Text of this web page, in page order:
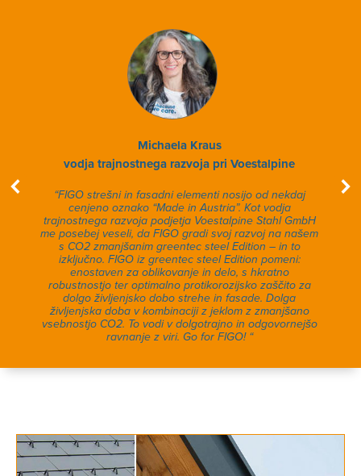
Michaela Kraus
vodja trajnostnega razvoja pri Voestalpine
“FIGO strešni in fasadni elementi nosijo od nekdaj
cenjeno oznako “Made in Austria”. Kot vodja
trajnostnega razvoja podjetja Voestalpine Stahl GmbH
me posebej veseli, da FIGO gradi svoj razvoj na našem
s CO2 zmanjšanim greentec steel Edition – in to
izključno. FIGO iz greentec steel Edition pomeni:
enostaven za oblikovanje in delo, s hkratno
robustnostjo ter optimalno protikorozijsko zaščito za
dolgo življenjsko dobo strehe in fasade. Dolga
življenjska doba v kombinaciji z jeklom z zmanjšano
vsebnostjo CO2. To vodi v dolgotrajno in odgovornejšo
ravnanje z viri. Go for FIGO! “